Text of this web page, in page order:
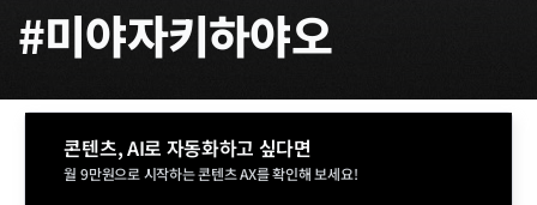
#미야자키하야오
콘텐츠, AI로 자동화하고 싶다면
월 9만원으로 시작하는 콘텐츠 AX를 확인해 보세요!